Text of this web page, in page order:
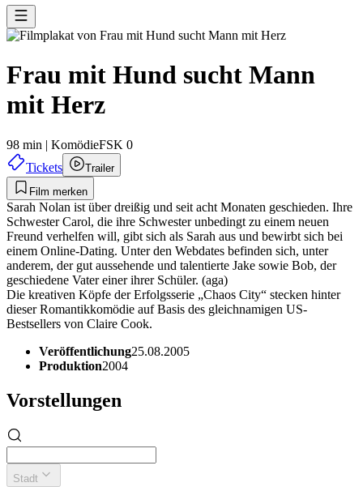
Frau mit Hund sucht Mann
mit Herz
98 min | KomödieFSK 0
Tickets
Trailer
Film merken
Sarah Nolan ist über dreißig und seit acht Monaten geschieden. Ihre
Schwester Carol, die ihre Schwester unbedingt zu einem neuen
Freund verhelfen will, gibt sich als Sarah aus und bewirbt sich bei
einem Online-Dating. Unter den Webdates befinden sich, unter
anderem, der gut aussehende und talentierte Jake sowie Bob, der
geschiedene Vater einer ihrer Schüler. (aga)
Die kreativen Köpfe der Erfolgsserie „Chaos City“ stecken hinter
dieser Romantikkomödie auf Basis des gleichnamigen US-
Bestsellers von Claire Cook.
Veröffentlichung25.08.2005
Produktion2004
Vorstellungen
Stadt